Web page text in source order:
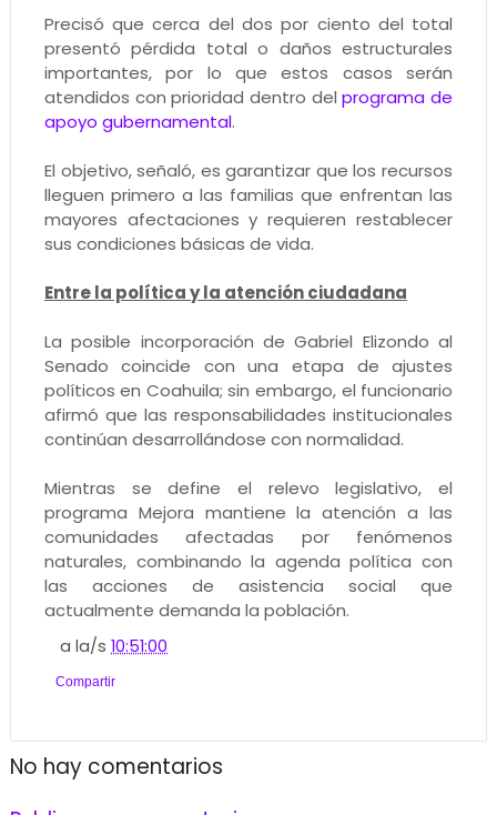
Precisó que cerca del dos por ciento del total
presentó pérdida total o daños estructurales
importantes, por lo que estos casos serán
atendidos con prioridad dentro delprograma de
apoyo gubernamental.
El objetivo, señaló, es garantizar que los recursos
lleguen primero a las familias que enfrentan las
mayores afectaciones y requieren restablecer
sus condiciones básicas de vida.
Entre la política y la atención ciudadana
La posible incorporación de Gabriel Elizondo al
Senado coincide con una etapa de ajustes
políticos en Coahuila; sin embargo, el funcionario
afirmó que las responsabilidades institucionales
continúan desarrollándose con normalidad.
Mientras se define el relevo legislativo, el
programa Mejora mantiene la atención a las
comunidades afectadas por fenómenos
naturales, combinando la agenda política con
las acciones de asistencia social que
actualmente demanda la población.
a la/s10:51:00
Compartir
No hay comentarios